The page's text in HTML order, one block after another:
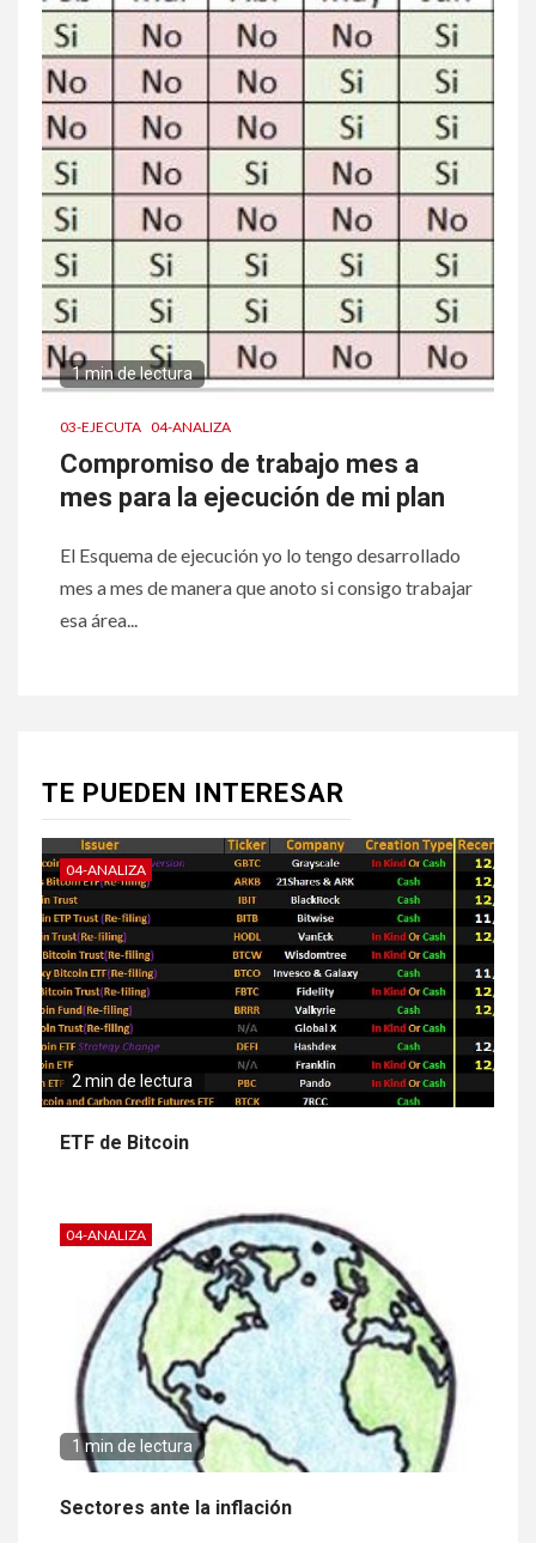
1 min de lectura
03-EJECUTA 04-ANALIZA
Compromiso de trabajo mes a
mes para la ejecución de mi plan
El Esquema de ejecución yo lo tengo desarrollado
mes a mes de manera que anoto si consigo trabajar
esa área...
TE PUEDEN INTERESAR
04-ANALIZA
2 min de lectura
ETF de Bitcoin
04-ANALIZA
1 min de lectura
Sectores ante la inflación